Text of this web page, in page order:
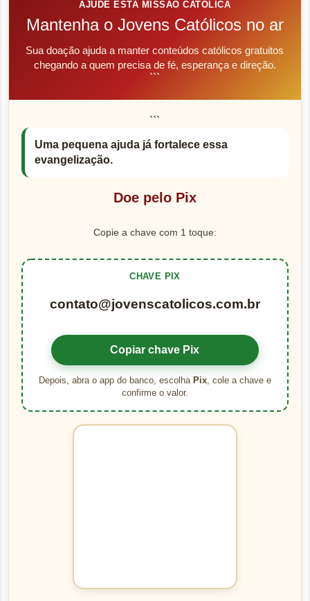
AJUDE ESTA MISSÃO CATÓLICA
Mantenha o Jovens Católicos no ar
Sua doação ajuda a manter conteúdos católicos gratuitos
chegando a quem precisa de fé, esperança e direção.
```
```
Uma pequena ajuda já fortalece essa
evangelização.
Doe pelo Pix
Copie a chave com 1 toque:
CHAVE PIX
contato@jovenscatolicos.com.br
Copiar chave Pix
Depois, abra o app do banco, escolha Pix, cole a chave e
confirme o valor.